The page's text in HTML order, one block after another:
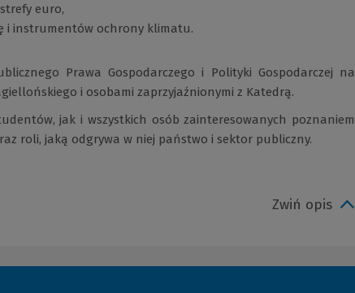
euro,
i instrumentów ochrony klimatu.
Prawa Gospodarczego i Polityki Gospodarczej na
i osobami zaprzyjaźnionymi z Katedrą.
jak i wszystkich osób zainteresowanych poznaniem
roli, jaką odgrywa w niej państwo i sektor publiczny.
Zwiń opis